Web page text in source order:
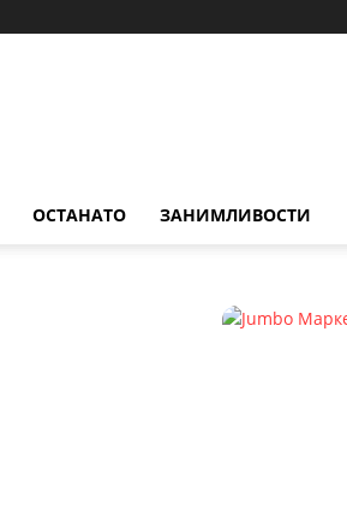
ОСТАНАТО ЗАНИМЛИВОСТИ